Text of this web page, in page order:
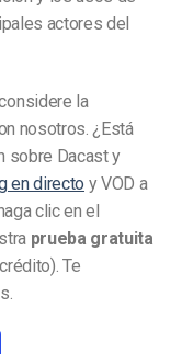
actores del
la
nosotros. ¿Está
sobre Dacast y
en directo y VOD a
clic en el
prueba gratuita
Te